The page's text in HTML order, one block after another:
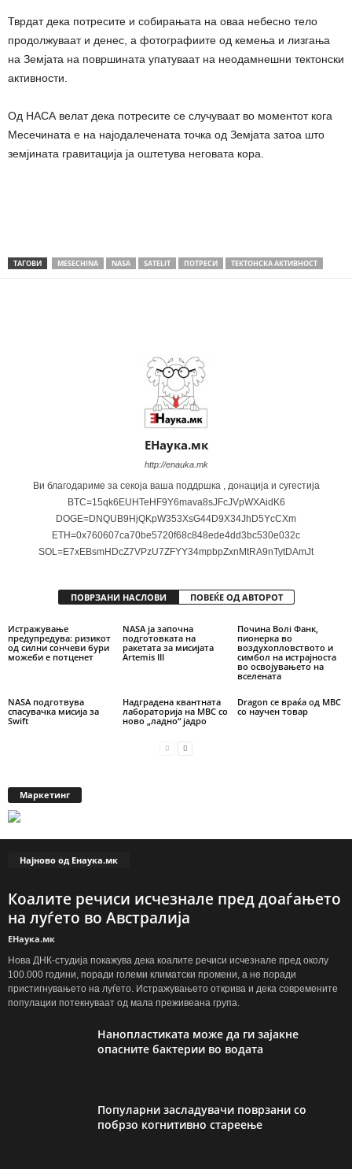
Тврдат дека потресите и собирањата на оваа небесно тело
продолжуваат и денес, а фотографиите од кемења и лизгања
на Земјата на површината упатуваат на неодамнешни тектонски
активности.
Од НАСА велат дека потресите се случуваат во моментот кога
Месечината е на најодалечената точка од Земјата затоа што
земјината гравитација ја оштетува неговата кора.
ТАГОВИ MESECHINA NASA SATELIT ПОТРЕСИ ТЕКТОНСКА АКТИВНОСТ
ЕНаука.мк
http://enauka.mk
Ви благодариме за секоја ваша поддршка , донација и сугестија
BTC=15qk6EUHTeHF9Y6mava8sJFcJVpWXAidK6
DOGE=DNQUB9HjQKpW353XsG44D9X34JhD5YcCXm
ETH=0x760607ca70be5720f68c848ede4dd3bc530e032c
SOL=E7xEBsmHDcZ7VPzU7ZFYY34mpbpZxnMtRA9nTytDAmJt
ПОВРЗАНИ НАСЛОВИ ПОВЕЌЕ ОД АВТОРОТ
Истражување
предупредува: ризикот
од силни сончеви бури
можеби е потценет
NASA ја започна
подготовката на
ракетата за мисијата
Artemis III
Почина Волi Фанк,
пионерка во
воздухопловството и
симбол на истрајноста
во освојувањето на
вселената
NASA подготвува
спасувачка мисија за
Swift
Надградена квантната
лабораторија на МВС со
ново „ладно“ јадро
Dragon се враќа од МВС
со научен товар
Маркетинг
Најново од Енаука.мк
Коалите речиси исчезнале пред доаѓањето
на луѓето во Австралија
ЕНаука.мк
Нова ДНК-студија покажува дека коалите речиси исчезнале пред околу
100.000 години, поради големи климатски промени, а не поради
пристигнувањето на луѓето. Истражувањето открива и дека современите
популации потекнуваат од мала преживеана група.
Нанопластиката може да ги зајакне
опасните бактерии во водата
Популарни засладувачи поврзани со
побрзо когнитивно стареење